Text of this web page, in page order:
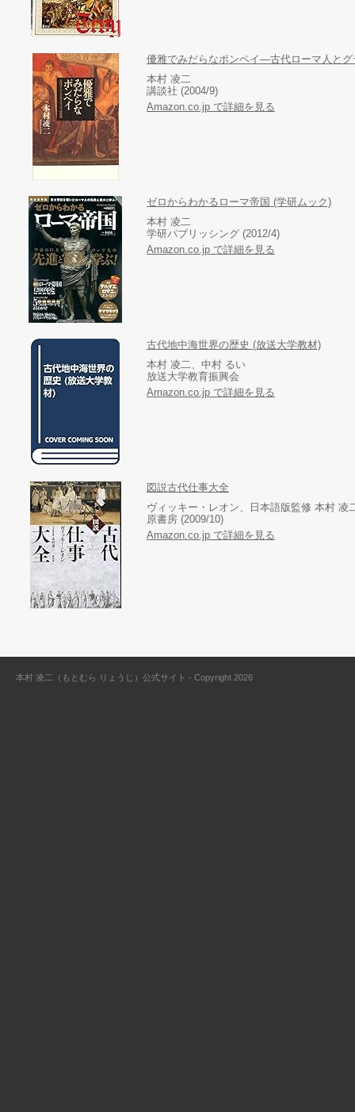
優雅でみだらなポンペイ―古代ローマ人とグ
本村 凌二
講談社 (2004/9)
Amazon.co.jp で詳細を見る
ゼロからわかるローマ帝国 (学研ムック)
本村 凌二
学研パブリッシング (2012/4)
Amazon.co.jp で詳細を見る
古代地中海世界の歴史 (放送大学教材)
本村 凌二、中村 るい
放送大学教育振興会
Amazon.co.jp で詳細を見る
図説古代仕事大全
ヴィッキー・レオン、日本語版監修 本村 凌
原書房 (2009/10)
Amazon.co.jp で詳細を見る
本村 凌二（もとむら りょうじ）公式サイト - Copyright 2026